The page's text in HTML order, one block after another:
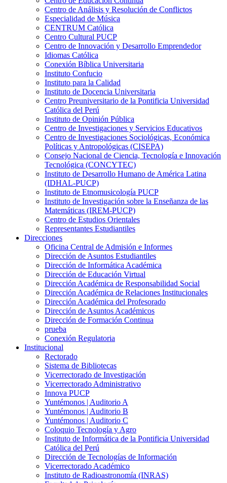
Centro de Análisis y Resolución de Conflictos
Especialidad de Música
CENTRUM Católica
Centro Cultural PUCP
Centro de Innovación y Desarrollo Emprendedor
Idiomas Católica
Conexión Bíblica Universitaria
Instituto Confucio
Instituto para la Calidad
Instituto de Docencia Universitaria
Centro Preuniversitario de la Pontificia Universidad
Católica del Perú
Instituto de Opinión Pública
Centro de Investigaciones y Servicios Educativos
Centro de Investigaciones Sociológicas, Económica
Políticas y Antropológicas (CISEPA)
Consejo Nacional de Ciencia, Tecnología e Innovación
Tecnológica (CONCYTEC)
Instituto de Desarrollo Humano de América Latina
(IDHAL-PUCP)
Instituto de Etnomusicología PUCP
Instituto de Investigación sobre la Enseñanza de las
Matemáticas (IREM-PUCP)
Centro de Estudios Orientales
Representantes Estudiantiles
Direcciones
Oficina Central de Admisión e Informes
Dirección de Asuntos Estudiantiles
Dirección de Informática Académica
Dirección de Educación Virtual
Dirección Académica de Responsabilidad Social
Dirección Académica de Relaciones Institucionales
Dirección Académica del Profesorado
Dirección de Asuntos Académicos
Dirección de Formación Continua
prueba
Conexión Regulatoria
Institucional
Rectorado
Sistema de Bibliotecas
Vicerrectorado de Investigación
Vicerrectorado Administrativo
Innova PUCP
Yuntémonos | Auditorio A
Yuntémonos | Auditorio B
Yuntémonos | Auditorio C
Coloquio Tecnología y Agro
Instituto de Informática de la Pontificia Universidad
Católica del Perú
Dirección de Tecnologías de Información
Vicerrectorado Académico
Instituto de Radioastronomía (INRAS)